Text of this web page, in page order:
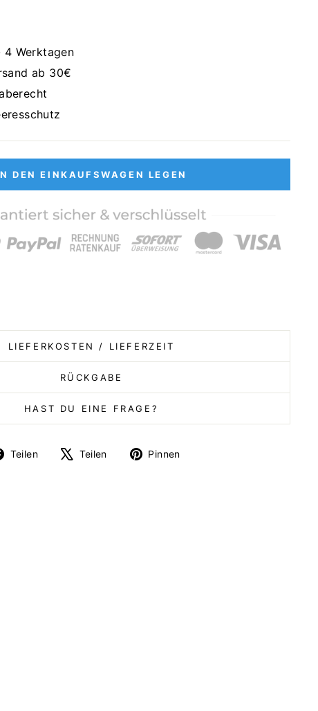
Werktagen
ab 30€
DEN EINKAUFSWAGEN LEGEN
LIEFERKOSTEN / LIEFERZEIT
RÜCKGABE
HAST DU EINE FRAGE?
Teilen
Auf
Teilen
Auf
Pinnen